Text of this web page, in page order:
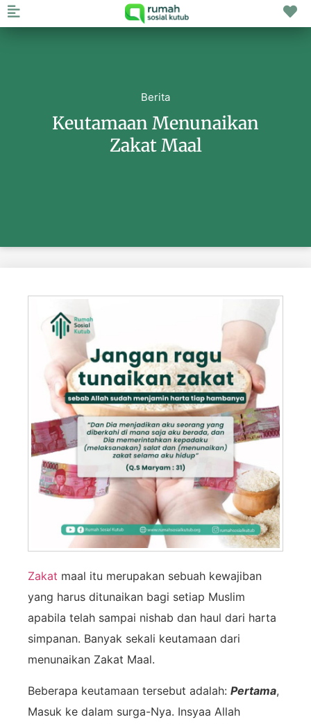
Berita
Keutamaan Menunaikan
Zakat Maal
Zakat maal itu merupakan sebuah kewajiban
yang harus ditunaikan bagi setiap Muslim
apabila telah sampai nishab dan haul dari harta
simpanan. Banyak sekali keutamaan dari
menunaikan Zakat Maal.
Beberapa keutamaan tersebut adalah: Pertama,
Masuk ke dalam surga-Nya. Insyaa Allah